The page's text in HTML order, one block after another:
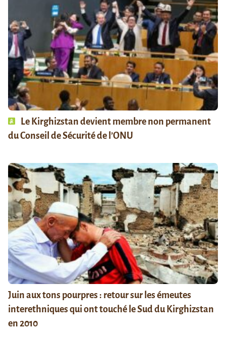
Le Kirghizstan devient membre non permanent
du Conseil de Sécurité de l’ONU
Juin aux tons pourpres : retour sur les émeutes
interethniques qui ont touché le Sud du Kirghizstan
en 2010